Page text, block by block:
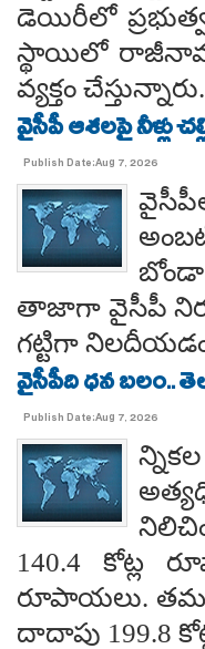
డెయిరీలో
స్థాయిలో
వ్యక్తం చేస్తున్నారు.
వైసీపీ ఆశలపై నీళ్లు
Publish Date:Aug 7, 2026
తాజాగా వైసీపీ
గట్టిగా
వైసీపీది ధన బలం..
Publish Date:Aug 7, 2026
140.4 కోట్ల
రూపాయలు. తమ
దాదాపు 199.8